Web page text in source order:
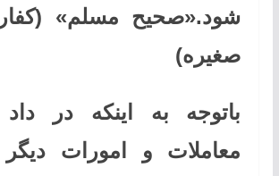
شود.«صحیح مسلم»
صغیره)
باتوجه به اینکه در
معاملات و امورات دیگر